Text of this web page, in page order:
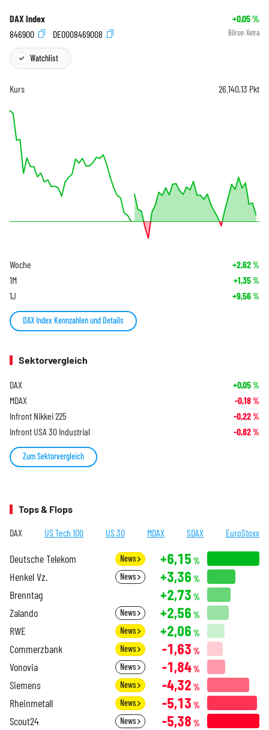
DAX Index +0,05%
846900
DE0008469008 Börse: Xetra
Watchlist
Kurs 26.140,13 Pkt
Woche +2,62%
1M +1,35%
1J +9,56%
DAX Index Kennzahlen und Details
Sektorvergleich
DAX +0,05%
MDAX -0,18%
Infront Nikkei 225 -0,22%
Infront USA 30 Industrial -0,82%
Zum Sektorvergleich
Tops & Flops
DAX US Tech 100 US 30 MDAX SDAX EuroStoxx
Deutsche Telekom News +6,15 %
Henkel Vz. News +3,36 %
Brenntag +2,73 %
Zalando News +2,56 %
RWE News +2,06 %
Commerzbank News -1,63 %
Vonovia News -1,84%
Siemens News -4,32 %
Rheinmetall News -5,13 %
Scout24 News -5,38 %